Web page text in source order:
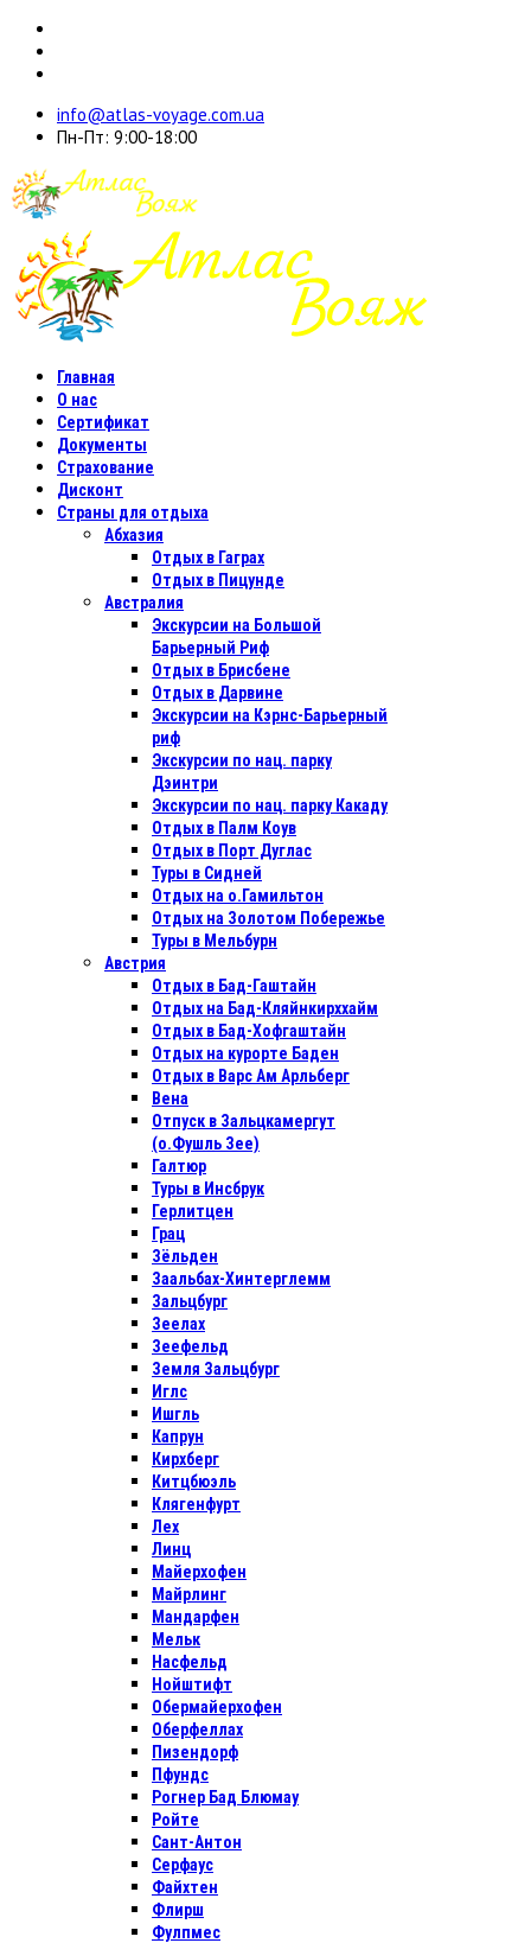
info@atlas-voyage.com.ua
Пн-Пт: 9:00-18:00
Главная
О нас
Сертификат
Документы
Страхование
Дисконт
Страны для отдыха
Абхазия
Отдых в Гаграх
Отдых в Пицунде
Австралия
Экскурсии на Большой
Барьерный Риф
Отдых в Бриcбене
Отдых в Дарвине
Экскурсии на Кэрнс-Барьерный
риф
Экскурсии по нац. парку
Дэинтри
Экскурсии по нац. парку Какаду
Отдых в Палм Коув
Отдых в Порт Дуглас
Туры в Сидней
Отдых на о.Гамильтон
Отдых на Золотом Побережье
Туры в Мельбурн
Австрия
Отдых в Бад-Гаштайн
Отдых на Бад-Кляйнкирххайм
Отдых в Бад-Хофгаштайн
Отдых на курорте Баден
Отдых в Варс Ам Арльберг
Вена
Отпуск в Зальцкамергут
(о.Фушль Зее)
Галтюр
Туры в Инсбрук
Герлитцен
Грац
Зёльден
Заальбах-Хинтерглемм
Зальцбург
Зеелах
Зеефельд
Земля Зальцбург
Иглс
Ишгль
Капрун
Кирхберг
Китцбюэль
Клягенфурт
Лех
Линц
Майерхофен
Майрлинг
Мандарфен
Мельк
Насфельд
Нойштифт
Обермайерхофен
Оберфеллах
Пизендорф
Пфундс
Рогнер Бад Блюмау
Ройте
Сант-Антон
Серфаус
Файхтен
Флирш
Фулпмес